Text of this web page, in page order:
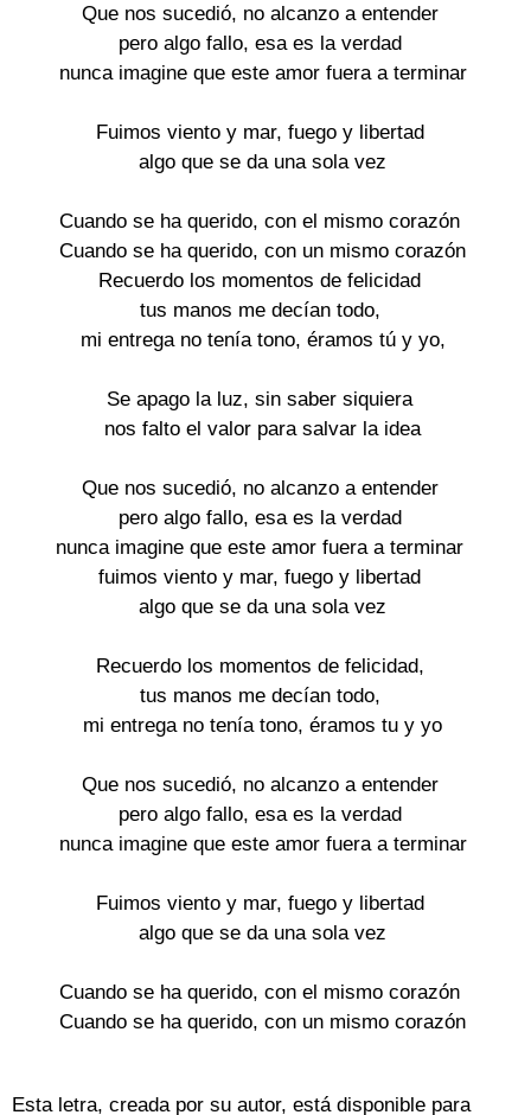
Que nos sucedió, no alcanzo a entender
pero algo fallo, esa es la verdad
nunca imagine que este amor fuera a terminar
Fuimos viento y mar, fuego y libertad
algo que se da una sola vez
Cuando se ha querido, con el mismo corazón
Cuando se ha querido, con un mismo corazón
Recuerdo los momentos de felicidad
tus manos me decían todo,
mi entrega no tenía tono, éramos tú y yo,
Se apago la luz, sin saber siquiera
nos falto el valor para salvar la idea
Que nos sucedió, no alcanzo a entender
pero algo fallo, esa es la verdad
nunca imagine que este amor fuera a terminar
fuimos viento y mar, fuego y libertad
algo que se da una sola vez
Recuerdo los momentos de felicidad,
tus manos me decían todo,
mi entrega no tenía tono, éramos tu y yo
Que nos sucedió, no alcanzo a entender
pero algo fallo, esa es la verdad
nunca imagine que este amor fuera a terminar
Fuimos viento y mar, fuego y libertad
algo que se da una sola vez
Cuando se ha querido, con el mismo corazón
Cuando se ha querido, con un mismo corazón
Esta letra, creada por su autor, está disponible para